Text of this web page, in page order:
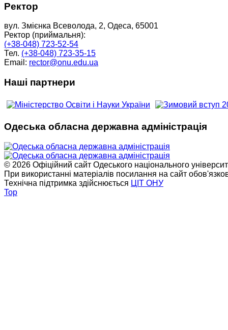
Ректор
вул. Змієнка Всеволода, 2, Одеса, 65001
Ректор (приймальня):
(+38-048) 723-52-54
Тел. (+38-048) 723-35-15
Email: rector@onu.edu.ua
Наші партнери
Одеська обласна державна адміністрація
© 2026 Офіційний сайт Одеського національного
При використанні матеріалів посилання на сайт
Технічна підтримка здійснюється ЦІТ ОНУ
Top